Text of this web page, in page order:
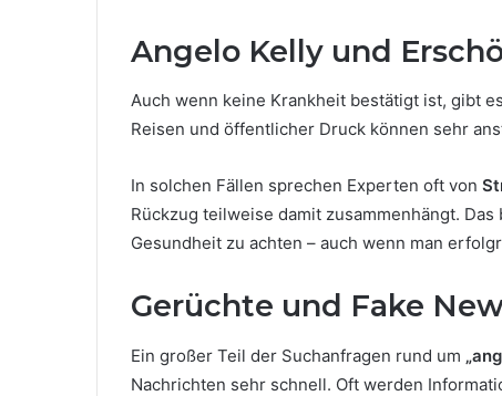
Angelo Kelly und
Auch wenn keine Krankheit bestätigt ist, gibt
Reisen und öffentlicher Druck können sehr
In solchen Fällen sprechen Experten oft von
Rückzug teilweise damit zusammenhängt.
Gesundheit zu achten – auch wenn man
Gerüchte und Fake
Ein großer Teil der Suchanfragen rund um
Nachrichten sehr schnell. Oft werden